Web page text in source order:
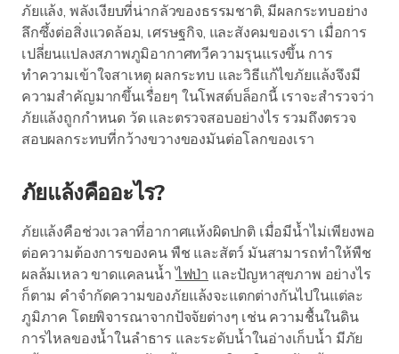
ภัยแล้ง, พลังเงียบที่น่ากลัวของธรรมชาติ, มีผลกระทบอย่าง
ลึกซึ้งต่อสิ่งแวดล้อม, เศรษฐกิจ, และสังคมของเรา เมื่อการ
เปลี่ยนแปลงสภาพภูมิอากาศทวีความรุนแรงขึ้น การ
ทำความเข้าใจสาเหตุ ผลกระทบ และวิธีแก้ไขภัยแล้งจึงมี
ความสำคัญมากขึ้นเรื่อยๆ ในโพสต์บล็อกนี้ เราจะสำรวจว่า
ภัยแล้งถูกกำหนด วัด และตรวจสอบอย่างไร รวมถึงตรวจ
สอบผลกระทบที่กว้างขวางของมันต่อโลกของเรา
ภัยแล้งคืออะไร?
ภัยแล้งคือช่วงเวลาที่อากาศแห้งผิดปกติ เมื่อมีน้ำไม่เพียงพอ
ต่อความต้องการของคน พืช และสัตว์ มันสามารถทำให้พืช
ผลล้มเหลว ขาดแคลนน้ำไฟป่า และปัญหาสุขภาพ อย่างไร
ก็ตาม คำจำกัดความของภัยแล้งจะแตกต่างกันไปในแต่ละ
ภูมิภาค โดยพิจารณาจากปัจจัยต่างๆ เช่น ความชื้นในดิน
การไหลของน้ำในลำธาร และระดับน้ำในอ่างเก็บน้ำ มีภัย